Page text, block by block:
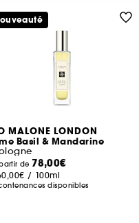
MALONE LONDON
Basil & Mandarine
de 78,00€
/ 100ml
disponibles